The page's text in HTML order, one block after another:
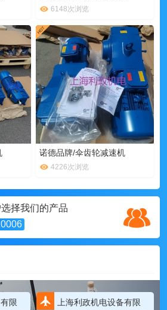
6148次浏览
诺德品牌/伞齿轮减速机
4226次浏览
择我们的产品
限
上海利政机电设备有限